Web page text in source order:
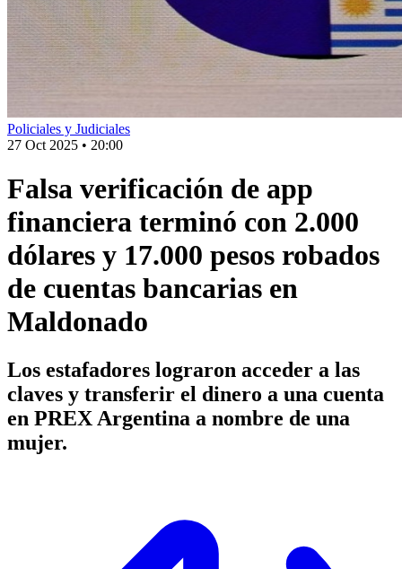
Policiales y Judiciales
27 Oct 2025 • 20:00
Falsa verificación de app
financiera terminó con 2.000
dólares y 17.000 pesos robados
de cuentas bancarias en
Maldonado
Los estafadores lograron acceder a las
claves y transferir el dinero a una cuenta
en PREX Argentina a nombre de una
mujer.